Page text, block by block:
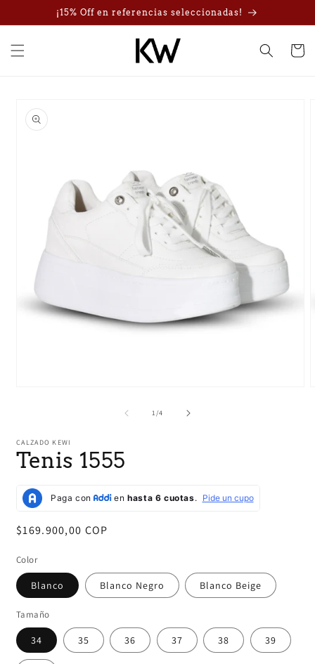
directamente
al contenido
¡15% Off en referencias seleccionadas!
Carrito
a la
información
una
ventana
modal
1/de
4
CALZADO KEWI
Tenis 1555
Precio
$169.900,00 COP
Color
Blanco Blanco Negro Blanco Beige
Tamaño
34 35 36 37 38 39